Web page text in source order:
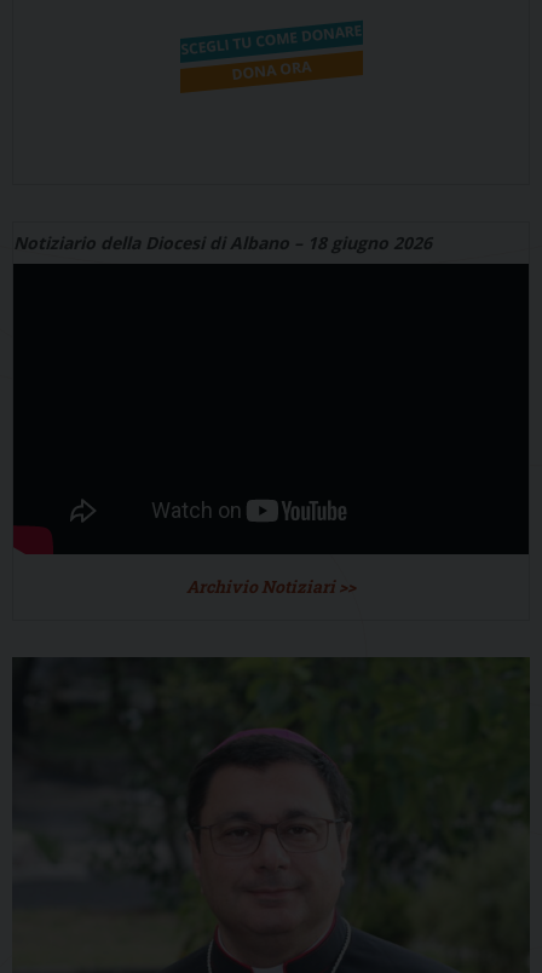
Notiziario della Diocesi di Albano – 18 giugno 2026
Archivio Notiziari >>